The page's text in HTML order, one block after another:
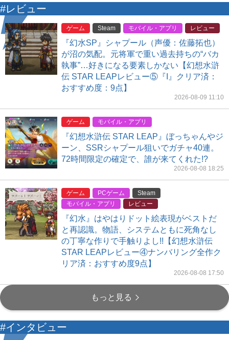
#レビュー
ゲーム Steam モバイル・アプリ レビュー
『幻水SP』シャプール（声優：佐藤拓也）
が沼の気配。元将軍で重い過去持ちの“バカ
執事”…好きになる要素しかない【幻想水滸
伝 STAR LEAPレビュー⑤『I』クリア済：
おすすめ度：9点】
2026-08-09 11:10
ゲーム モバイル・アプリ
『幻想水滸伝 STAR LEAP』ぼっちゃんやジ
ーン、SSRシャプール狙いでガチャ40連。
72時間限定の確定で、誰が来てくれた!?
2026-08-08 18:25
ゲーム PCゲーム
Steam
モバイル・アプリ
レビュー
『幻水』はやはりドット絵表現がベストだ
と再認識。物語、システムともに死角なし
の丁寧な作りで手触りよし!!【幻想水滸伝
STAR LEAPレビュー④ナンバリング全作ク
リア済：おすすめ度9点】
2026-08-08 17:50
もっと見る
#インタビュー